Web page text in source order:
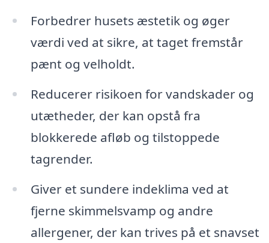
Forbedrer husets æstetik og øger
værdi ved at sikre, at taget fremstår
pænt og velholdt.
Reducerer risikoen for vandskader og
utætheder, der kan opstå fra
blokkerede afløb og tilstoppede
tagrender.
Giver et sundere indeklima ved at
fjerne skimmelsvamp og andre
allergener, der kan trives på et snavset